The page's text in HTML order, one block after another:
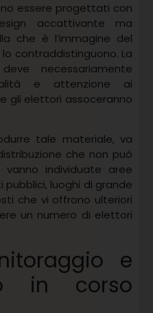
essere progettati con
accattivante ma
che è l’immagine del
contraddistinguono. La
necessariamente
e attenzione ai
gli elettori assoceranno
tale materiale, va
che non può
individuate aree
luoghi di grande
che vi offrono ulteriori
un numero di elettori
e
in corso